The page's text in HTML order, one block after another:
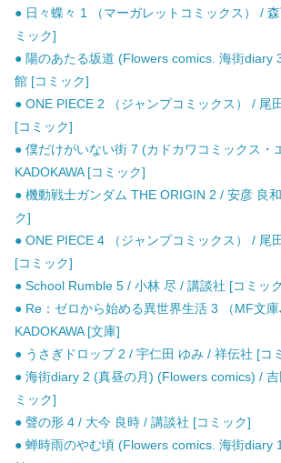
● 日々蝶々 1 （マーガレットコミックス） /
ミック]
● 陽のあたる坂道 (Flowers comics. 海街diary
館 [コミック]
● ONE PIECE 2 （ジャンプコミックス） / 尾
[コミック]
● 僕だけがいない街 7 (カドカワコミックス・
KADOKAWA [コミック]
● 機動戦士ガンダム THE ORIGIN 2 / 安彦 良
ク]
● ONE PIECE 4 （ジャンプコミックス） / 尾
[コミック]
● School Rumble 5 / 小林 尽 / 講談社 [コミッ
● Re：ゼロから始める異世界生活 3 （MF文
KADOKAWA [文庫]
● うさぎドロップ 2 / 宇仁田 ゆみ / 祥伝社 [コ
● 海街diary 2 (真昼の月) (Flowers comics) /
ミック]
● 聲の形 4 / 大今 良時 / 講談社 [コミック]
● 蝉時雨のやむ頃 (Flowers comics. 海街diary